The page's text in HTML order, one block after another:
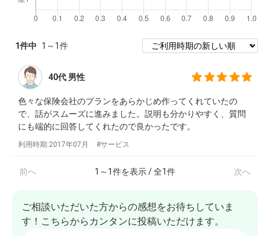
1件中 1 ～ 1件
40代 男性
色々な保険会社のプランをあらかじめ作ってくれていたの
で、話がスムーズに進みました。説明も分かりやすく、質問
にも端的に回答してくれたので良かったです。
利用時期:2017年07月 サービス
前へ 1 ～ 1件を表示 / 全1件 次へ
ご相談いただいた方からの感想をお待ちしていま
す！こちらからカンタンに投稿いただけます。